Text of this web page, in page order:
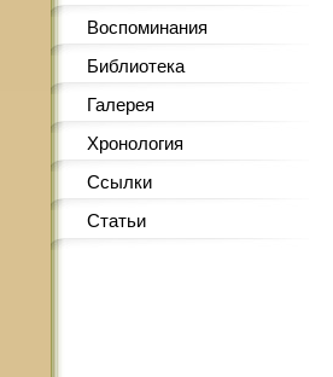
Воспоминания
Библиотека
Галерея
Хронология
Ссылки
Статьи